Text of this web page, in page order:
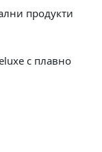
продукти
с плавно